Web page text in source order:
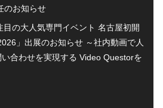
のお知らせ
目の大人気専門イベント 名古屋初開
」出展のお知らせ ～社内動画で人
合わせを実現する Video Questorを